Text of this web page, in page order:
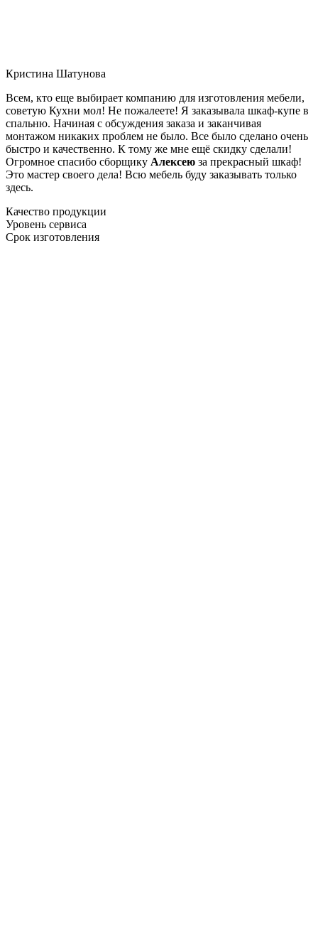
Кристина Шатунова
Всем, кто еще выбирает компанию для изготовления мебели,
советую Кухни мол! Не пожалеете! Я заказывала шкаф-купе в
спальню. Начиная с обсуждения заказа и заканчивая
монтажом никаких проблем не было. Все было сделано очень
быстро и качественно. К тому же мне ещё скидку сделали!
Огромное спасибо сборщику Алексею за прекрасный шкаф!
Это мастер своего дела! Всю мебель буду заказывать только
здесь.
Качество продукции
Уровень сервиса
Срок изготовления